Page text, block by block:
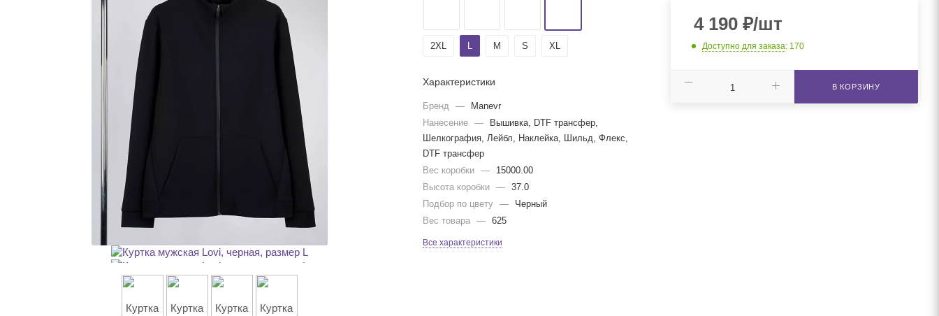
2XL L M S XL
Характеристики
Бренд —
Manevr
Нанесение
—
Вышивка, DTF трансфер,
Шелкография, Лейбл, Наклейка, Шильд, Флекс,
DTF трансфер
Вес коробки
—
15000.00
Высота коробки
—
37.0
Подбор по цвету
—
Черный
Вес товара
— 625
Все характеристики
4 190₽/шт
Доступно для заказа: 170
В КОРЗИНУ